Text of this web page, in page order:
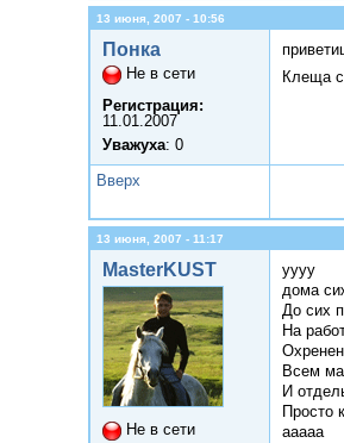
13 июня, 2007 - 10:56
Понка
Не в сети
Регистрация:
11.01.2007
Уважуха: 0
Клеща
Вверх
13 июня, 2007 - 11:17
MasterKUST
Не в сети
уууу
дома
До сих
На
Всем
И
Просто
ааааа